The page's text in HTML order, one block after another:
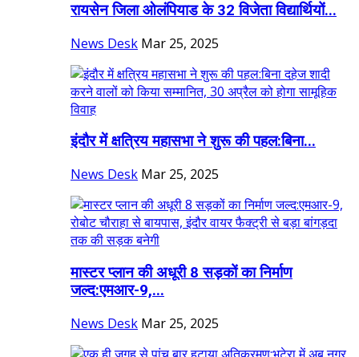
रायसेन जिला ओलंपियाड के 32 विजेता विद्यार्थियों...
News Desk Mar 25, 2025
इंदौर में क्षत्रिय महासभा ने शुरू की पहल:बिना...
News Desk Mar 25, 2025
मास्टर प्लान की अधूरी 8 सड़कों का निर्माण
जल्द:एमआर-9,...
News Desk Mar 25, 2025